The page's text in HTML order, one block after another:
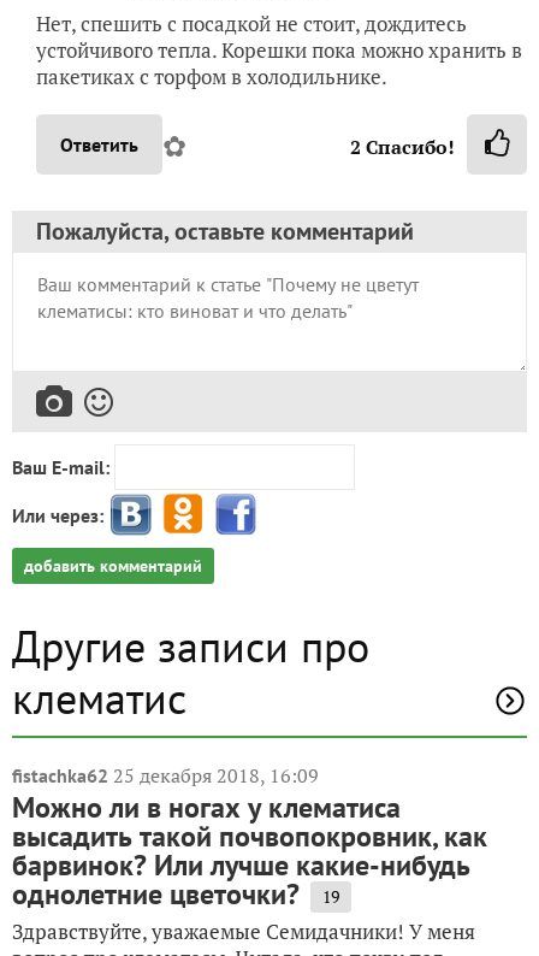
Нет, спешить с посадкой не стоит, дождитесь
устойчивого тепла. Корешки пока можно хранить в
пакетиках с торфом в холодильнике.
Ответить ✿ 2 Спасибо!
Пожалуйста, оставьте комментарий
Ваш E-mail:
Или через:
добавить комментарий
Другие записи про
клематис
fistachka62 25 декабря 2018, 16:09
Можно ли в ногах у клематиса
высадить такой почвопокровник, как
барвинок? Или лучше какие-нибудь
однолетние цветочки? 19
Здравствуйте, уважаемые Семидачники! У меня